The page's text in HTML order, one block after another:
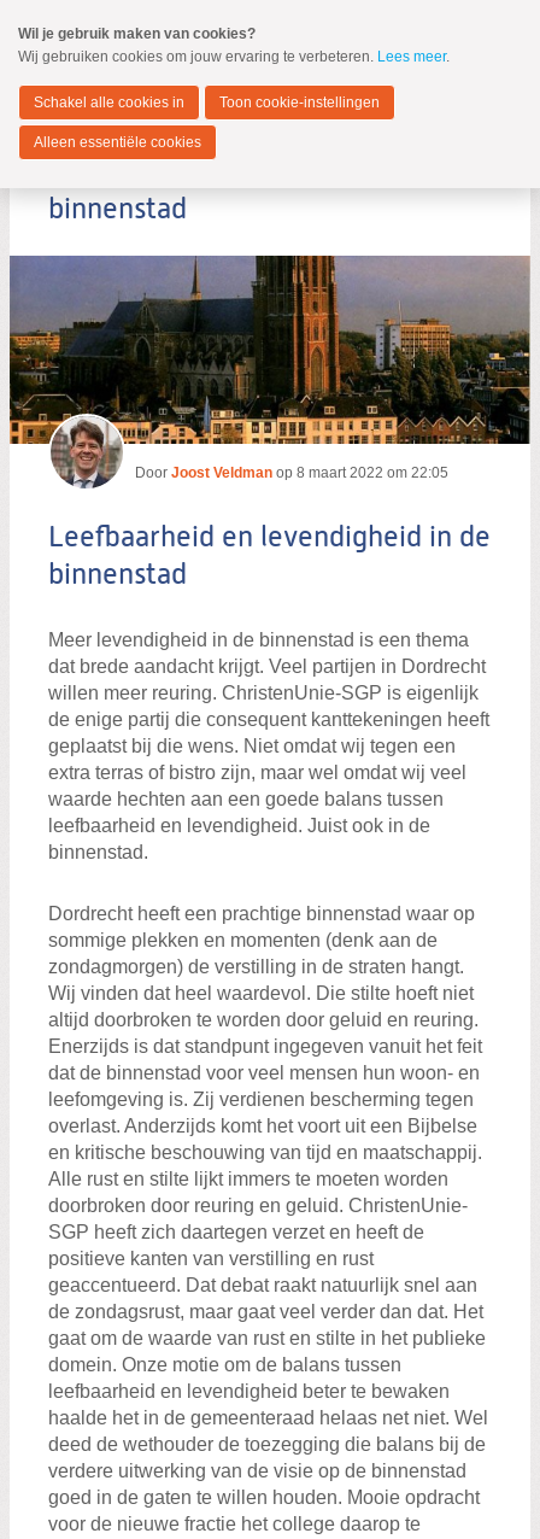
naar
Spring
de
inhoud
Spring
naar
hoofdmenu
Dordrecht
MENU
Zoeken:
Zoeken
binnenstad
Door Joost Veldman op 8 maart 2022 om 22:05
Leefbaarheid en levendigheid in de
binnenstad
Meer levendigheid in de binnenstad is een thema
dat brede aandacht krijgt. Veel partijen in Dordrecht
willen meer reuring. ChristenUnie-SGP is eigenlijk
de enige partij die consequent kanttekeningen heeft
geplaatst bij die wens. Niet omdat wij tegen een
extra terras of bistro zijn, maar wel omdat wij veel
waarde hechten aan een goede balans tussen
leefbaarheid en levendigheid. Juist ook in de
binnenstad.
Dordrecht heeft een prachtige binnenstad waar op
sommige plekken en momenten (denk aan de
zondagmorgen) de verstilling in de straten hangt.
Wij vinden dat heel waardevol. Die stilte hoeft niet
altijd doorbroken te worden door geluid en reuring.
Enerzijds is dat standpunt ingegeven vanuit het feit
dat de binnenstad voor veel mensen hun woon- en
leefomgeving is. Zij verdienen bescherming tegen
overlast. Anderzijds komt het voort uit een Bijbelse
en kritische beschouwing van tijd en maatschappij.
Alle rust en stilte lijkt immers te moeten worden
doorbroken door reuring en geluid. ChristenUnie-
SGP heeft zich daartegen verzet en heeft de
positieve kanten van verstilling en rust
geaccentueerd. Dat debat raakt natuurlijk snel aan
de zondagsrust, maar gaat veel verder dan dat. Het
gaat om de waarde van rust en stilte in het publieke
domein. Onze motie om de balans tussen
leefbaarheid en levendigheid beter te bewaken
haalde het in de gemeenteraad helaas net niet. Wel
deed de wethouder de toezegging die balans bij de
verdere uitwerking van de visie op de binnenstad
goed in de gaten te willen houden. Mooie opdracht
voor de nieuwe fractie het college daarop te
Wil je gebruik maken van cookies?
Wij gebruiken cookies om jouw ervaring te verbeteren. Lees meer.
Schakel alle cookies in Toon cookie-instellingen
Alleen essentiële cookies